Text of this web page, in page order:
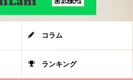
コラム
ランキング